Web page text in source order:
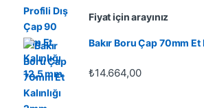
Fiyat için arayınız
Bakır Boru Çap 70mm Et
₺14.664,00